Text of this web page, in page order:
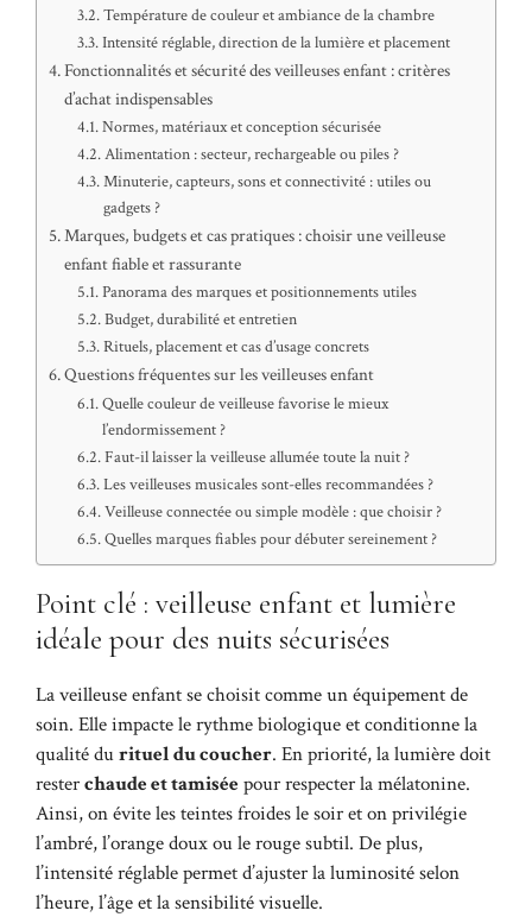
Température de couleur et ambiance de la chambre
Intensité réglable, direction de la lumière et placement
Fonctionnalités et sécurité des veilleuses enfant : critères
d’achat indispensables
Normes, matériaux et conception sécurisée
Alimentation : secteur, rechargeable ou piles ?
Minuterie, capteurs, sons et connectivité : utiles ou
gadgets ?
Marques, budgets et cas pratiques : choisir une veilleuse
enfant fiable et rassurante
Panorama des marques et positionnements utiles
Budget, durabilité et entretien
Rituels, placement et cas d’usage concrets
Questions fréquentes sur les veilleuses enfant
Quelle couleur de veilleuse favorise le mieux
l’endormissement ?
Faut-il laisser la veilleuse allumée toute la nuit ?
Les veilleuses musicales sont-elles recommandées ?
Veilleuse connectée ou simple modèle : que choisir ?
Quelles marques fiables pour débuter sereinement ?
Point clé : veilleuse enfant et lumière
idéale pour des nuits sécurisées
La veilleuse enfant se choisit comme un équipement de
soin. Elle impacte le rythme biologique et conditionne la
qualité durituel du coucher. En priorité, la lumière doit
resterchaude et tamiséepour respecter la mélatonine.
Ainsi, on évite les teintes froides le soir et on privilégie
l’ambré, l’orange doux ou le rouge subtil. De plus,
l’intensité réglable permet d’ajuster la luminosité selon
l’heure, l’âge et la sensibilité visuelle.